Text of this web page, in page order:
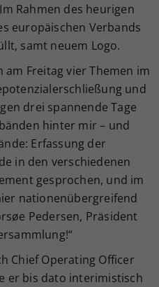
Rahmen des heurigen
europäischen Verbands
samt neuem Logo.
Freitag vier Themen im
und
drei spannende Tage
hinter mir – und
Erfassung der
in den verschiedenen
gesprochen, und im
nationenübergreifend
Pedersen, Präsident
Chief Operating Officer
er bis dato interimistisch